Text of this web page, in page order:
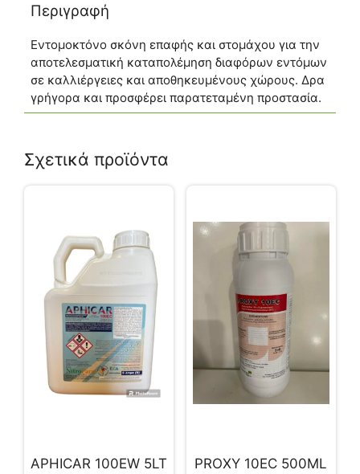
Περιγραφή
Εντομοκτόνο σκόνη επαφής και στομάχου για την
αποτελεσματική καταπολέμηση διαφόρων εντόμων
σε καλλιέργειες και αποθηκευμένους χώρους. Δρα
γρήγορα και προσφέρει παρατεταμένη προστασία.
Σχετικά προϊόντα
APHICAR 100EW 5LT PROXY 10EC 500ML